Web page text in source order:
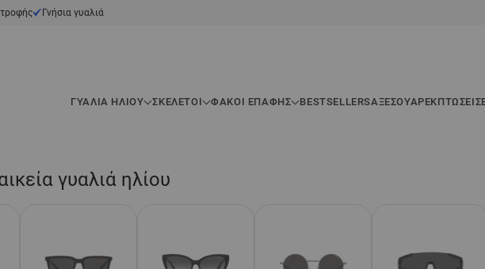
Γνήσια γυαλιά
ΓΥΑΛΙΆ ΗΛΊΟΥ ΣΚΕΛΕΤΟΊ ΦΑΚΟΙ ΕΠΑΦΗΣ BESTSELLERSΑΞΕΣΟΥΆΡΕΚΠΤΏΣΕΙΣ
γυαλιά ηλίου